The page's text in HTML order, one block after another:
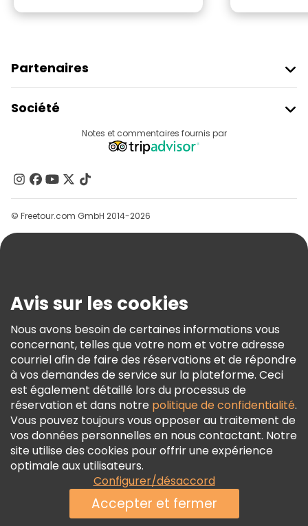
Partenaires
Connexion Du Fournisseur
Programme D’affiliation
Société
Contactez-Nous
Groupes
Aide
Conditions Générales Et Mentions Légales
Politique En Matière De Cookies
Freetour Prix
Programme De Fidélité
Notes et commentaires fournis par
© Freetour.com GmbH 2014-2026
Avis sur les cookies
Nous avons besoin de certaines informations vous
concernant, telles que votre nom et votre adresse
courriel afin de faire des réservations et de répondre
à vos demandes de service sur la plateforme. Ceci
est également détaillé lors du processus de
réservation et dans notre politique de confidentialité.
Vous pouvez toujours vous opposer au traitement de
vos données personnelles en nous contactant. Notre
site utilise des cookies pour offrir une expérience
optimale aux utilisateurs.
Configurer/désaccord
Accepter et fermer